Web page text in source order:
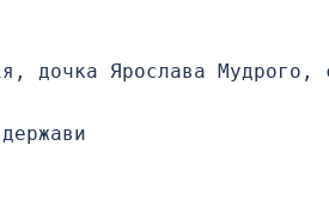
дочка Ярослава Мудрого,